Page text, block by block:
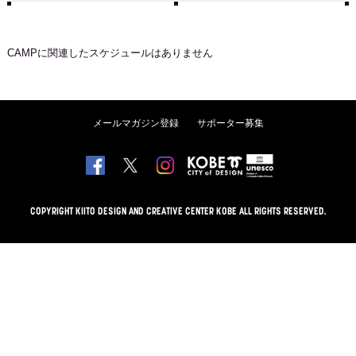
CAMPに関連したスケジュールはありません
メールマガジン登録 サポーター募集
COPYRIGHT KIITO DESIGN AND CREATIVE CENTER KOBE ALL RIGHTS RESERVED.